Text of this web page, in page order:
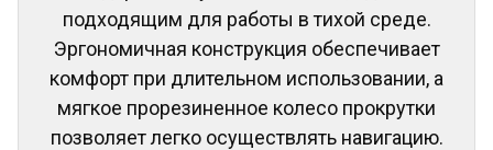
подходящим для работы в тихой среде.
Эргономичная конструкция обеспечивает
комфорт при длительном использовании, а
мягкое прорезиненное колесо прокрутки
позволяет легко осуществлять навигацию.